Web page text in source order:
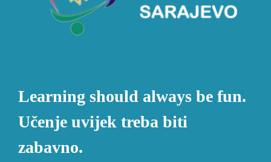
Learning should always be fun.
Učenje uvijek treba biti
zabavno.